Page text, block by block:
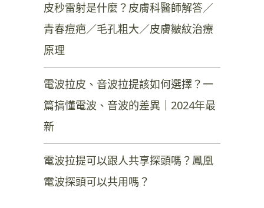
皮秒雷射是什麼？皮膚科醫師解答／
青春痘疤／毛孔粗大／皮膚皺紋治療
原理
電波拉皮、音波拉提該如何選擇？一
篇搞懂電波、音波的差異｜2024年最
新
電波拉提可以跟人共享探頭嗎？鳳凰
電波探頭可以共用嗎？